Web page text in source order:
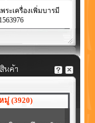
ระเครื่องเพิ่มบารมี
(3920)